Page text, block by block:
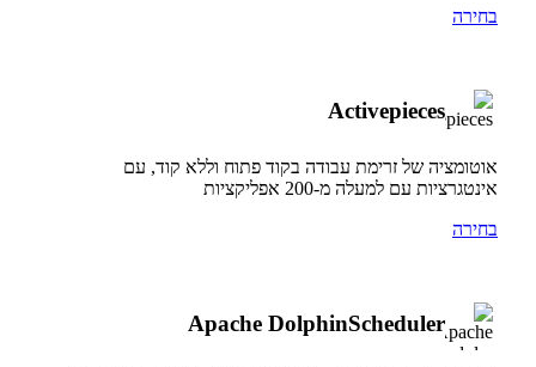
בחירה
Activepieces
אוטומציה של זרימת עבודה בקוד פתוח וללא קוד, עם
אינטגרציות עם למעלה מ-200 אפליקציות
בחירה
Apache DolphinScheduler